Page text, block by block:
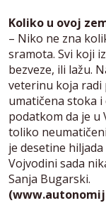
Koliko u ovoj
– Niko ne zna
sramota. Svi koji
bezveze, ili lažu.
veterinu koja radi
umatičena stoka
podatkom da je u
toliko
je desetine
Vojvodini sada
Sanja Bugarski.